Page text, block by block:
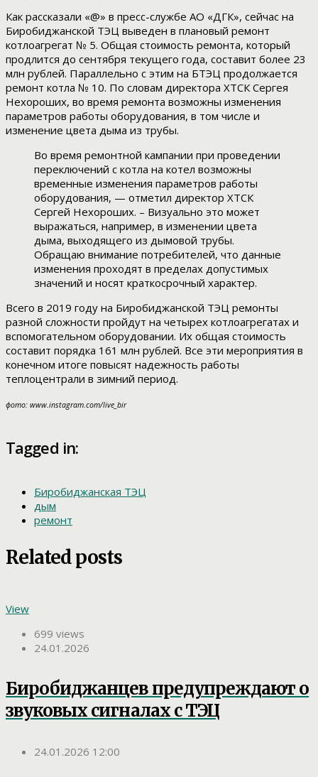
Как рассказали «@» в пресс-службе АО «ДГК», сейчас на
Биробиджанской ТЭЦ выведен в плановый ремонт
котлоагрегат № 5. Общая стоимость ремонта, который
продлится до сентября текущего года, составит более 23
млн рублей. Параллельно с этим на БТЭЦ продолжается
ремонт котла № 10. По словам директора ХТСК Сергея
Нехороших, во время ремонта возможны изменения
параметров работы оборудования, в том числе и
изменение цвета дыма из трубы.
Во время ремонтной кампании при проведении
переключений с котла на котел возможны
временные изменения параметров работы
оборудования, — отметил директор ХТСК
Сергей Нехороших. – Визуально это может
выражаться, например, в изменении цвета
дыма, выходящего из дымовой трубы.
Обращаю внимание потребителей, что данные
изменения проходят в пределах допустимых
значений и носят краткосрочный характер.
Всего в 2019 году на Биробиджанской ТЭЦ ремонты
разной сложности пройдут на четырех котлоагрегатах и
вспомогательном оборудовании. Их общая стоимость
составит порядка 161 млн рублей. Все эти мероприятия в
конечном итоге повысят надежность работы
теплоцентрали в зимний период.
фото: www.instagram.com/live_bir
Tagged in:
Биробиджанская ТЭЦ
дым
ремонт
Related posts
View
699 views
24.01.2026
Биробиджанцев предупреждают о
звуковых сигналах с ТЭЦ
24.01.2026 12:00